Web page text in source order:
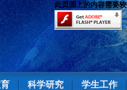
此页面上的内容需要
科学研究 学生工作